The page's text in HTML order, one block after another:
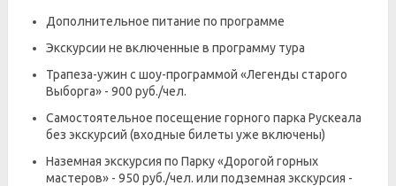
Дополнительное питание по программе
Экскурсии не включенные в программу тура
Трапеза-ужин с шоу-программой «Легенды старого
Выборга» - 900 руб./чел.
Самостоятельное посещение горного парка Рускеала
без экскурсий (входные билеты уже включены)
Наземная экскурсия по Парку «Дорогой горных
мастеров» - 950 руб./чел. или подземная экскурсия -